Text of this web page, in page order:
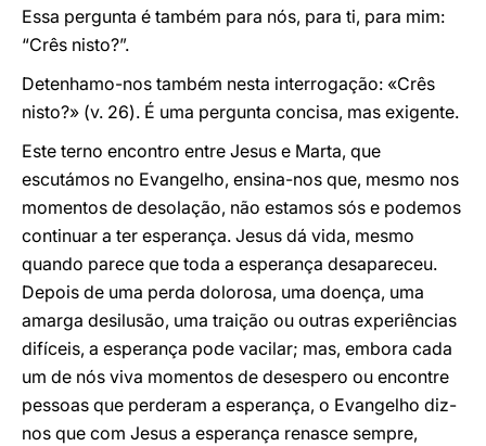
Essa pergunta é também para nós, para ti, para mim:
“Crês nisto?”.
Detenhamo-nos também nesta interrogação: «Crês
nisto?» (v. 26). É uma pergunta concisa, mas exigente.
Este terno encontro entre Jesus e Marta, que
escutámos no Evangelho, ensina-nos que, mesmo nos
momentos de desolação, não estamos sós e podemos
continuar a ter esperança. Jesus dá vida, mesmo
quando parece que toda a esperança desapareceu.
Depois de uma perda dolorosa, uma doença, uma
amarga desilusão, uma traição ou outras experiências
difíceis, a esperança pode vacilar; mas, embora cada
um de nós viva momentos de desespero ou encontre
pessoas que perderam a esperança, o Evangelho diz-
nos que com Jesus a esperança renasce sempre,